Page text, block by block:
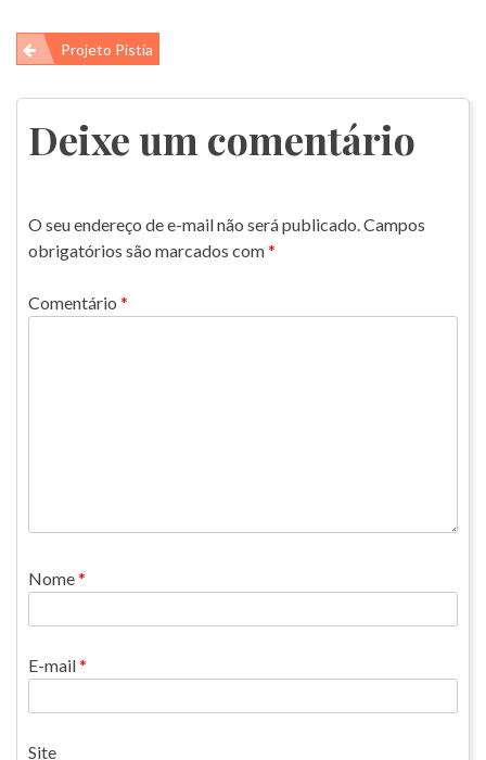
Navegação
de
Post
Projeto Pistia
Deixe um comentário
O seu endereço de e-mail não será publicado.Campos
obrigatórios são marcados com*
Comentário *
Nome*
E-mail*
Site